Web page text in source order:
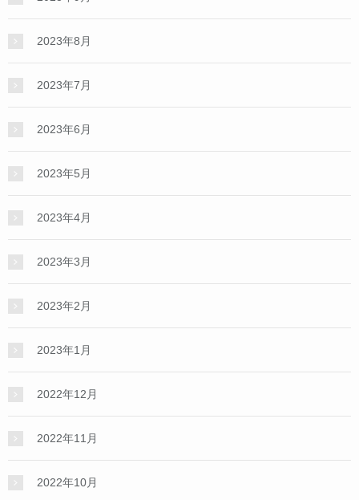
2023年8月
2023年7月
2023年6月
2023年5月
2023年4月
2023年3月
2023年2月
2023年1月
2022年12月
2022年11月
2022年10月